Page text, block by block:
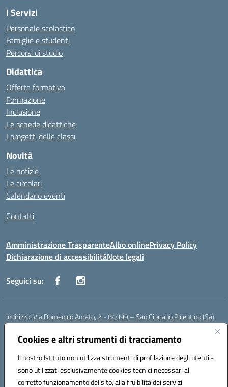
Cookies e altri strumenti di tracciamento
Il nostro Istituto non utilizza strumenti di profilazione degli utenti -
sono utilizzati esclusivamente cookies tecnici necessari al
corretto funzionamento del sito, alla fruibilità dei servizi
I Servizi
Personale scolastico
Famiglie e studenti
Percorsi di studio
Didattica
Offerta formativa
Formazione
Inclusione
Le schede didattiche
I progetti delle classi
Novità
Le notizie
Le circolari
Calendario eventi
Contatti
Amministrazione TrasparenteAlbo onlinePrivacy Policy
Dichiarazione di accessibilitàNote legali
Seguici su:
Indirizzo:Via Domenico Amato, 2 - 84099 – San Cipriano Picentino (Sa)
Centralino:
Posta elettronica certificata (PEC):saic87700c@pec.istruzione.it
Codice fiscale: 95075020651
Codice meccanografico:SAIC87700C
Codice Indice delle Pubbliche Amministrazioni (IPA): istsc_saic87700c